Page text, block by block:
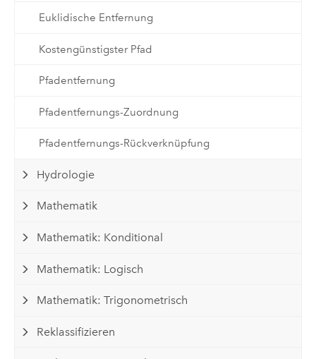
Euklidische Entfernung
Kostengünstigster Pfad
Pfadentfernung
Pfadentfernungs-Zuordnung
Pfadentfernungs-Rückverknüpfung
Hydrologie
Mathematik
Mathematik: Konditional
Mathematik: Logisch
Mathematik: Trigonometrisch
Reklassifizieren